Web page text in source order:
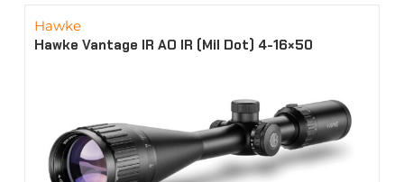
Hawke
Hawke Vantage IR AO IR (Mil Dot) 4-16×50